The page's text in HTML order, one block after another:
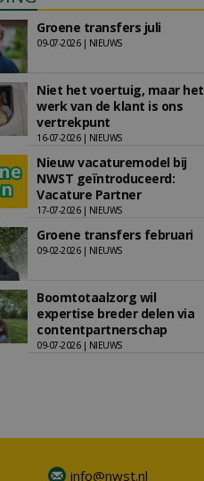
Groene transfers juli
09-07-2026 | NIEUWS
Niet het voertuig, maar het
werk van de klant is ons
vertrekpunt
16-07-2026 | NIEUWS
Nieuw vacaturemodel bij
NWST geïntroduceerd:
Vacature Partner
17-07-2026 | NIEUWS
Groene transfers februari
09-02-2026 | NIEUWS
Boomtotaalzorg wil
expertise breder delen via
contentpartnerschap
09-07-2026 | NIEUWS
info@nwst.nl